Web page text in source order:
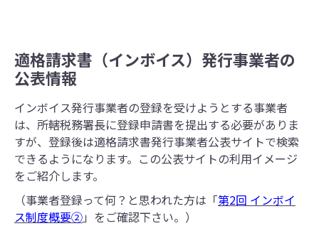
適格請求書（インボイス）発行事業者の
公表情報
インボイス発行事業者の登録を受けようとする事業者
は、所轄税務署長に登録申請書を提出する必要がありま
すが、登録後は適格請求書発行事業者公表サイトで検索
できるようになります。この公表サイトの利用イメージ
をご紹介します。
（事業者登録って何？と思われた方は「第2回 インボイ
ス制度概要②」をご確認下さい。）